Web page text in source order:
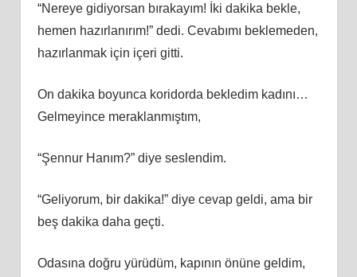
“Nereye gidiyorsan bırakayım! İki dakika bekle,
hemen hazırlanırım!” dedi. Cevabımı beklemeden,
hazırlanmak için içeri gitti.
On dakika boyunca koridorda bekledim kadını…
Gelmeyince meraklanmıştım,
“Şennur Hanım?” diye seslendim.
“Geliyorum, bir dakika!” diye cevap geldi, ama bir
beş dakika daha geçti.
Odasına doğru yürüdüm, kapının önüne geldim,